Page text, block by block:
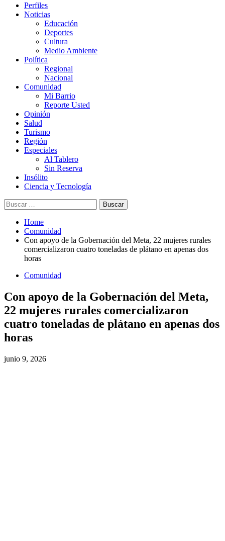
Primary
Menu
Perfiles
Noticias
Educación
Deportes
Cultura
Medio Ambiente
Política
Regional
Nacional
Comunidad
Mi Barrio
Reporte Usted
Opinión
Salud
Turismo
Región
Especiales
Al Tablero
Sin Reserva
Insólito
Ciencia y Tecnología
Buscar:
Home
Comunidad
Con apoyo de la Gobernación del Meta, 22 mujeres rurales
comercializaron cuatro toneladas de plátano en apenas dos
horas
Comunidad
Con apoyo de la Gobernación del Meta,
22 mujeres rurales comercializaron
cuatro toneladas de plátano en apenas dos
horas
junio 9, 2026